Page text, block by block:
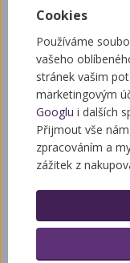
435 x 465
Cookies
Používáme
vašeho
stránek vašim
marketingovým
Googlu i dalších
Přijmout vše
zpracováním a
zážitek z